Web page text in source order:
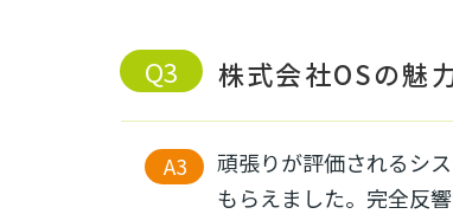
株式会社OSの魅
頑張りが評価されるシ
もらえました。完全反